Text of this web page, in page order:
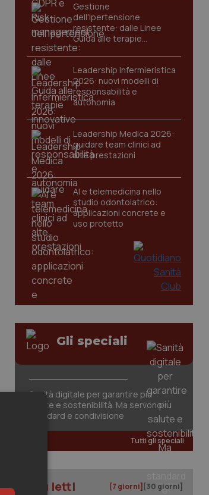
Gestione
dell'Ipertensione
resistente: dalle Linee
Guida alle terapie
innovative
Leadership Infermieristica
2026: nuovi modelli di
responsabilità e
autonomia
Leadership Medica 2026:
guidare team clinici ad
alte prestazioni
AI e telemedicina nello
studio odontoiatrico:
applicazioni concrete e
uso protetto
Gli speciali
Sanità digitale per garantire più
salute e sostenibilità. Ma servono
standard e condivisione
Tutti gli speciali
I più letti [7 giorni] [30 giorni]